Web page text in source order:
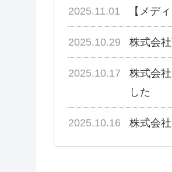
2025.11.01 【メデ
2025.10.29 株式会
2025.10.17
株式会
した
2025.10.16 株式会